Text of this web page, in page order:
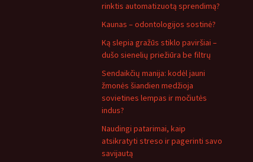
rinktis automatizuotą sprendimą?
Kaunas – odontologijos sostinė?
Ką slepia gražūs stiklo paviršiai –
dušo sienelių priežiūra be filtrų
Sendaikčių manija: kodėl jauni
žmonės šiandien medžioja
sovietines lempas ir močiutės
indus?
Naudingi patarimai, kaip
atsikratyti streso ir pagerinti savo
savijautą